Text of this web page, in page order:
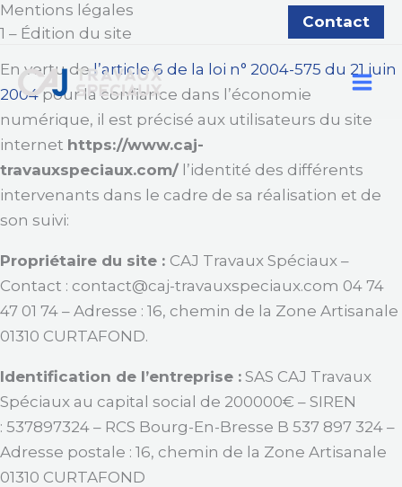
Aller
au
contenu
Contact
Mentions légales
1 – Édition du site
En vertu del’article 6 de la loi n° 2004-575 du 21 juin
2004pour la confiance dans l’économie
numérique, il est précisé aux utilisateurs du site
internet https://www.caj-
travauxspeciaux.com/ l’identité des différents
intervenants dans le cadre de sa réalisation et de
son suivi:
Propriétaire du site : CAJ Travaux Spéciaux –
Contact : contact@caj-travauxspeciaux.com 04 74
47 01 74 – Adresse : 16, chemin de la Zone Artisanale
01310 CURTAFOND.
Identification de l’entreprise : SAS CAJ Travaux
Spéciaux au capital social de 200000€ – SIREN
: 537897324 – RCS Bourg-En-Bresse B 537 897 324 –
Adresse postale : 16, chemin de la Zone Artisanale
01310 CURTAFOND